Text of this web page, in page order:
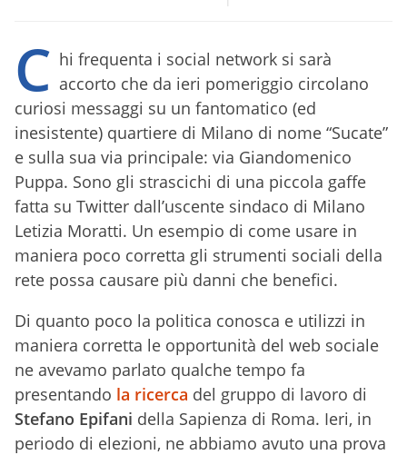
C hi frequenta i social network si sarà
accorto che da ieri pomeriggio circolano
curiosi messaggi su un fantomatico (ed
inesistente) quartiere di Milano di nome “Sucate”
e sulla sua via principale: via Giandomenico
Puppa. Sono gli strascichi di una piccola gaffe
fatta su Twitter dall’uscente sindaco di Milano
Letizia Moratti. Un esempio di come usare in
maniera poco corretta gli strumenti sociali della
rete possa causare più danni che benefici.
Di quanto poco la politica conosca e utilizzi in
maniera corretta le opportunità del web sociale
ne avevamo parlato qualche tempo fa
presentando la ricerca del gruppo di lavoro di
Stefano Epifani della Sapienza di Roma. Ieri, in
periodo di elezioni, ne abbiamo avuto una prova